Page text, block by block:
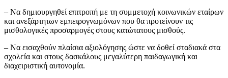
– Να δημιουργηθεί επιτροπή με τη συμμετοχή κοινωνικών εταίρων
και ανεξάρτητων εμπειρογνωμόνων που θα προτείνουν τις
μισθολογικές προσαρμογές στους κατώτατους μισθούς.
– Να εισαχθούν πλαίσια αξιολόγησης ώστε να δοθεί σταδιακά στα
σχολεία και στους δασκάλους μεγαλύτερη παιδαγωγική και
διαχειριστική αυτονομία.